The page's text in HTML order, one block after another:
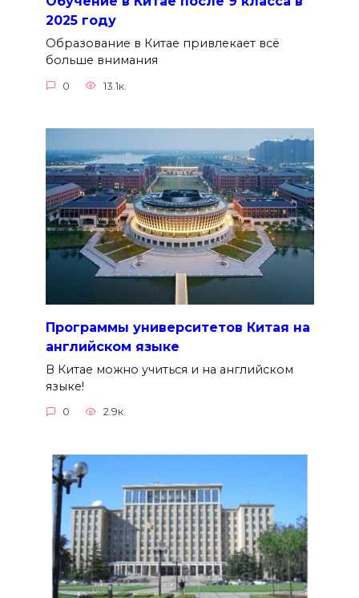
2025 году
Образование в Китае привлекает всё
больше внимания
0 13.1к.
Программы университетов Китая на
английском языке
В Китае можно учиться и на английском
языке!
0 2.9к.